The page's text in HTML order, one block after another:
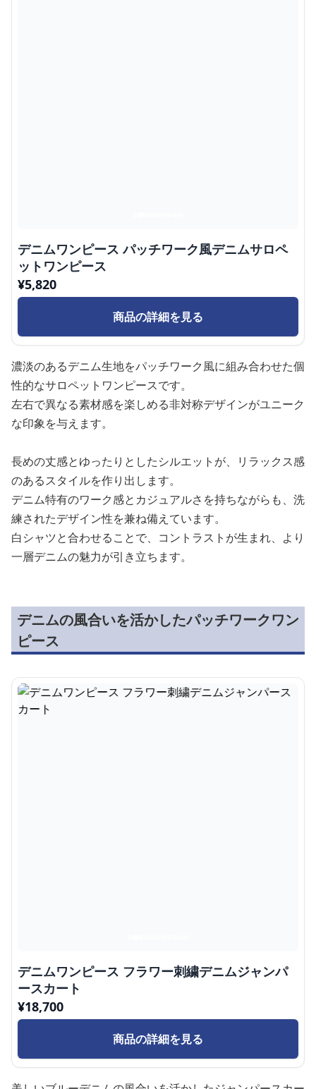
デニムワンピース パッチワーク風デニムサロペ
ットワンピース
¥5,820
商品の詳細を見る
濃淡のあるデニム生地をパッチワーク風に組み合わせた個
性的なサロペットワンピースです。
左右で異なる素材感を楽しめる非対称デザインがユニーク
な印象を与えます。
長めの丈感とゆったりとしたシルエットが、リラックス感
のあるスタイルを作り出します。
デニム特有のワーク感とカジュアルさを持ちながらも、洗
練されたデザイン性を兼ね備えています。
白シャツと合わせることで、コントラストが生まれ、より
一層デニムの魅力が引き立ちます。
デニムの風合いを活かしたパッチワークワン
ピース
デニムワンピース フラワー刺繍デニムジャンパ
ースカート
¥18,700
商品の詳細を見る